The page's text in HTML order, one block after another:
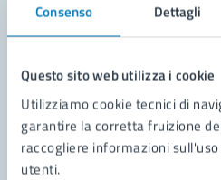
Consenso Dettagli
Questo sito web utilizza i cookie
Utilizziamo cookie tecnici di
garantire la corretta fruizione
raccogliere informazioni
utenti.
Leggi le domande frequenti
Richiedi assistenza
Prenota appuntamento
Problemi in città